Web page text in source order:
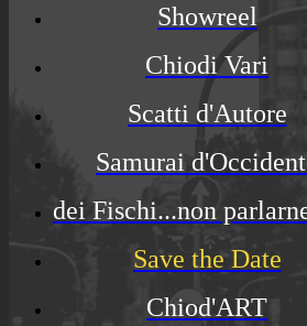
Showreel
Chiodi Vari
Scatti d'Autore
Samurai
dei Fischi...non
Save the Date
Chiod'ART